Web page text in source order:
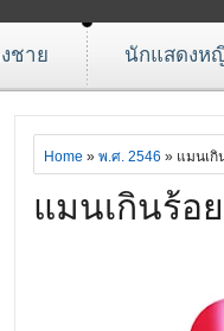
ชาย นักแสดงห
Home » พ.ศ. 2546 » แมนเกิ
แมนเกินร้อ